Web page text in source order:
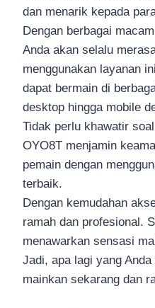
dan menarik kepada
Dengan berbagai
Anda akan selalu
menggunakan layanan
dapat bermain di
desktop hingga mobile
Tidak perlu khawatir
OYO8T menjamin
pemain dengan
terbaik.
Dengan kemudahan
ramah dan profesional.
menawarkan sensasi
Jadi, apa lagi yang
mainkan sekarang dan